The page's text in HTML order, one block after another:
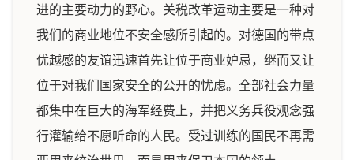
进的主要动力的野心。关税改革运动主要是一种对
我们的商业地位不安全感所引起的。对德国的带点
优越感的友谊迅速首先让位于商业妒忌，继而又让
位于对我们国家安全的公开的忧虑。全部社会力量
都集中在巨大的海军经费上，并把义务兵役观念强
行灌输给不愿听命的人民。受过训练的国民不再需